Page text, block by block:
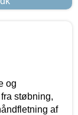
og
støbning,
af